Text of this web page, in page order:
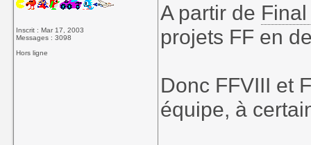
Inscrit : Mar 17, 2003
Messages : 3098
Hors ligne
A partir de
projets FF en
Donc FFVIII et
équipe, à